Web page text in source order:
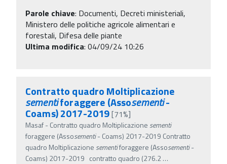
Parole chiave: Documenti, Decreti ministeriali,
Ministero delle politiche agricole alimentari e
forestali, Difesa delle piante
Ultima modifica: 04/09/24 10:26
Contratto quadro Moltiplicazione
sementiforaggere (Assosementi-
Coams) 2017-2019[71%]
Masaf - Contratto quadro Moltiplicazione sementi
foraggere (Assosementi- Coams) 2017-2019 Contratto
quadro Moltiplicazione sementiforaggere (Assosementi-
Coams) 2017-2019 contratto quadro (276.2…